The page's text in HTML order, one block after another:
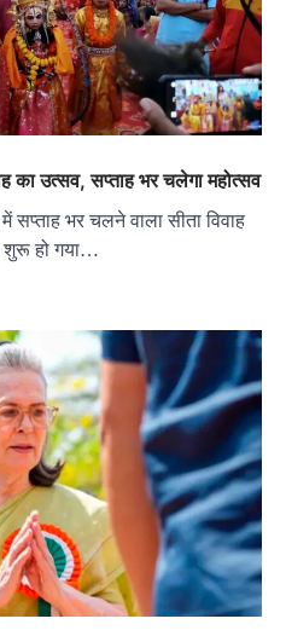
का उत्सव, सप्ताह भर चलेगा महोत्सव
भर चलने वाला सीता विवाह
शुरू हो गया…